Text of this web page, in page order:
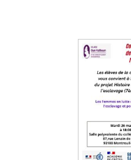
Image